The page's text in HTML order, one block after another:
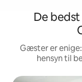
De
Gæster er
hensyn til